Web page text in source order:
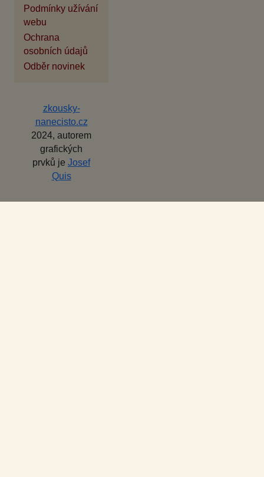
Podmínky užívání
webu
Ochrana
osobních údajů
Odběr novinek
zkousky-
nanecisto.cz
2024, autorem
grafických
prvků je Josef
Quis